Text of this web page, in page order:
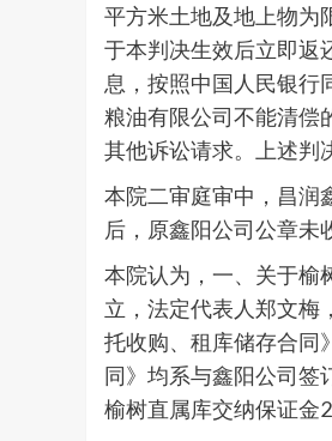
平方米土地及地上物为
于本判决生效后立即返
息，按照中国人民银行
粮油有限公司不能清偿
其他诉讼请求。上述判
本院二审庭审中，昌润
后，原鑫阳公司公章未
本院认为，一、关于榆
立，法定代表人郑文梅
托收购、租库储存合同
同》均系与鑫阳公司签
榆树直属库交纳保证金